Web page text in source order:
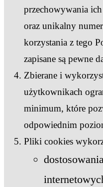
przechowywania
oraz unikalny
korzystania z tego
zapisane są pewne
Zbierane i
użytkownikach
minimum, które
odpowiednim
Pliki cookies